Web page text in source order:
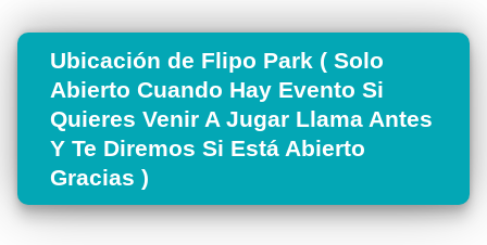
Ubicación de Flipo Park ( Solo
Abierto Cuando Hay Evento Si
Quieres Venir A Jugar Llama Antes
Y Te Diremos Si Está Abierto
Gracias )